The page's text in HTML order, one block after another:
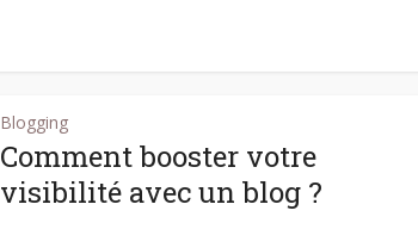
Blogging
Comment booster votre
visibilité avec un blog ?